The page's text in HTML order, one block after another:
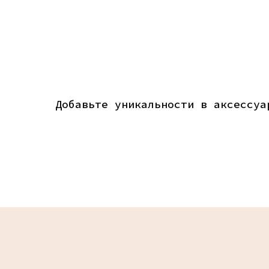
Добавьте уникальности в